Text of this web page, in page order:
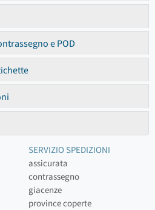
e POD
SERVIZIO SPEDIZIONI
assicurata
contrassegno
giacenze
province coperte